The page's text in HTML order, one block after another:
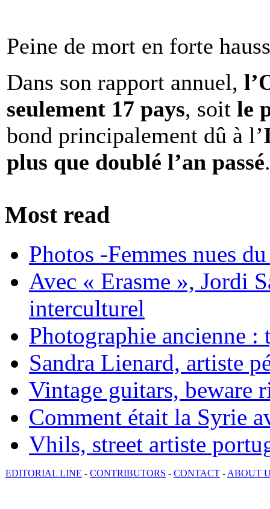
Peine de mort en forte
Dans son rapport annuel,
seulement 17 pays, soit le
bond principalement dû à l’
plus que doublé l’an passé.
Most read
Photos -Femmes nues
Avec « Erasme », Jordi
interculturel
Photographie ancienne :
Sandra Lienard, artiste
Vintage guitars, beware
Comment était la Syrie
Vhils, street artiste
EDITORIAL LINE - CONTRIBUTORS - CONTACT - ABOUT